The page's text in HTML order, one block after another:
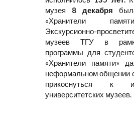
музея 8 декабря
«Хранители
Экскурсионно-
музеев ТГУ в
программы для
«Хранители памяти»
неформальном общении
прикоснуться к
университетских музеев.